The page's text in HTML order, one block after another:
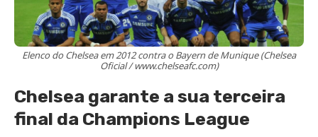
Elenco do Chelsea em 2012 contra o Bayern de Munique (Chelsea
Oficial / www.chelseafc.com)
Chelsea garante a sua terceira
final da Champions League